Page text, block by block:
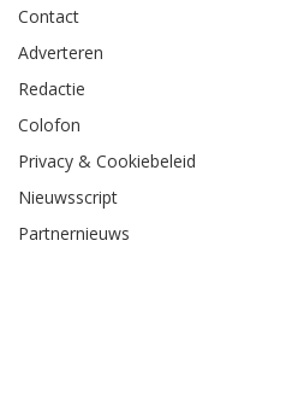
Contact
Adverteren
Redactie
Colofon
Privacy & Cookiebeleid
Nieuwsscript
Partnernieuws